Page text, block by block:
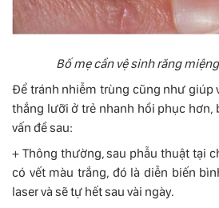
Bố mẹ cần vệ sinh răng
Để tránh nhiễm trùng cũng như giúp
thắng lưỡi ở trẻ nhanh hồi phục hơn,
vấn đề sau:
+ Thông thường, sau phẫu thuật tại
có vết màu trắng, đó là diễn biến
laser và sẽ tự hết sau vài ngày.